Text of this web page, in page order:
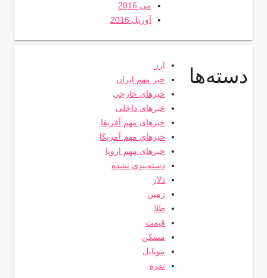
می 2016
آوریل 2016
دسته‌ها
ارز
خبر مهم ایران
خبرهای خارجی
خبرهای داخلی
خبرهای مهم آفریقا
خبرهای مهم آمریکا
خبرهای مهم اروپا
دسته‌بندی نشده
دلار
زمین
طلا
قیمت
مسکن
موبایل
نقره